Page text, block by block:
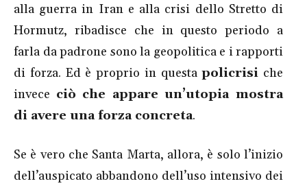
alla guerra in Iran e alla crisi dello Stretto di
Hormutz, ribadisce che in questo periodo a
farla da padrone sono la geopolitica e i rapporti
di forza. Ed è proprio in questapolicrisi che
invece ciò che appare un’utopia mostra
di avere una forza concreta.
Se è vero che Santa Marta, allora, è solo l’inizio
dell’auspicato abbandono dell’uso intensivo dei